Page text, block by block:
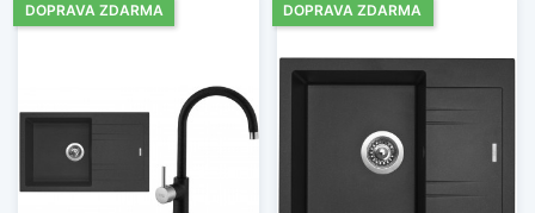
DOPRAVA ZDARMA DOPRAVA ZDARMA